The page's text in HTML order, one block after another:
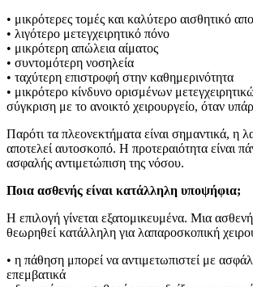
• μικρότερες τομές και καλύτερο αισθητικό
• λιγότερο μετεγχειρητικό πόνο
• μικρότερη απώλεια αίματος
• συντομότερη νοσηλεία
• ταχύτερη επιστροφή στην καθημερινότητα
• μικρότερο κίνδυνο ορισμένων
σύγκριση με το ανοικτό χειρουργείο, όταν
Παρότι τα πλεονεκτήματα είναι σημαντικά, η
αποτελεί αυτοσκοπό. Η προτεραιότητα είναι
ασφαλής αντιμετώπιση της νόσου.
Ποια ασθενής είναι κατάλληλη υποψήφια;
Η επιλογή γίνεται εξατομικευμένα. Μια
θεωρηθεί κατάλληλη για λαπαροσκοπική
• η πάθηση μπορεί να αντιμετωπιστεί με
επεμβατικά